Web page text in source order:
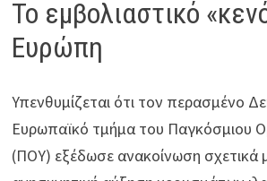
Το εμβολιαστικό
Ευρώπη
Υπενθυμίζεται ότι τον περασμένο
Ευρωπαϊκό τμήμα του Παγκόσμιου
(ΠΟΥ) εξέδωσε ανακοίνωση σχετικά